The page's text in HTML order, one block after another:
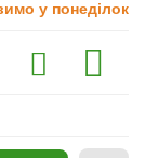
у понеділок